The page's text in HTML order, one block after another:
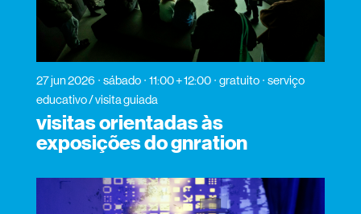
27 jun 2026 sábado 11:00 + 12:00 gratuito
serviço
educativo / visita guiada
visitas orientadas às
exposições do gnration